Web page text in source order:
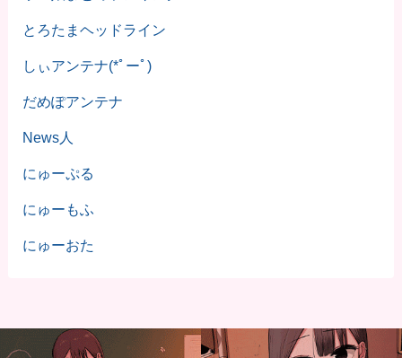
とろたまヘッドライン
しぃアンテナ(*ﾟーﾟ)
だめぽアンテナ
News人
にゅーぷる
にゅーもふ
にゅーおた